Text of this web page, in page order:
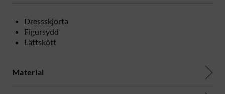
Dressskjorta
Figursydd
Lättskött
Material